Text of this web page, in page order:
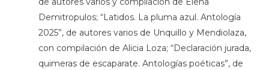
Demitropulos; “Latidos. La pluma azul. Antología
2025”, de autores varios de Unquillo y Mendiolaza,
con compilación de Alicia Loza; “Declaración jurada,
quimeras de escaparate. Antologías poéticas”, de